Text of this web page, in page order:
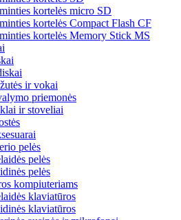
kortelės micro SD
kortelės Compact Flash CF
kortelės Memory Stick MS
ir vokai
priemonės
ir stoveliai
pelės
pelės
pelės
kompiuteriams
klaviatūros
klaviatūros